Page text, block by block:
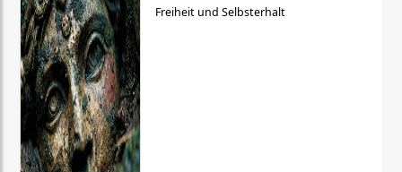
Freiheit und Selbsterhalt